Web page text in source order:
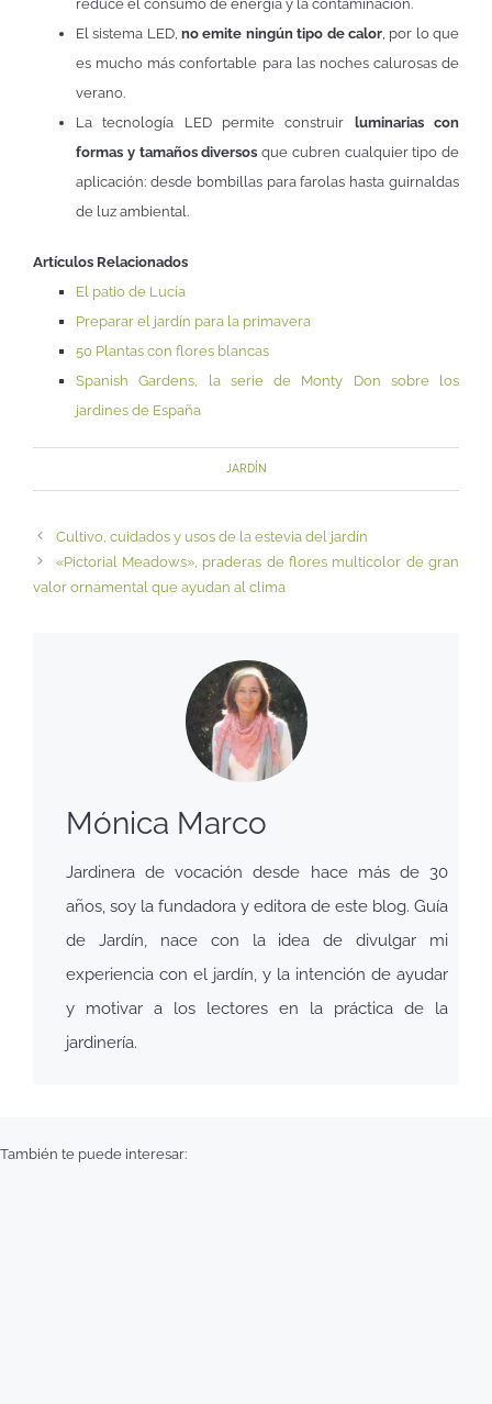
reduce el consumo de energía y la contaminación.
El sistema LED,no emite ningún tipo de calor, por lo que
es mucho más confortable para las noches calurosas de
verano.
La tecnología LED permite construir
luminarias con
formas y tamaños diversos que cubren cualquier tipo de
aplicación: desde bombillas para farolas hasta guirnaldas
de luz ambiental.
Artículos Relacionados
El patio de Lucía
Preparar el jardín para la primavera
50 Plantas con flores blancas
Spanish Gardens, la serie de Monty Don sobre los
jardines de España
JARDÍN
Cultivo, cuidados y usos de la estevia del jardín
«Pictorial Meadows», praderas de flores multicolor de gran
valor ornamental que ayudan al clima
Mónica Marco
Jardinera de vocación desde hace más de 30
años, soy la fundadora y editora de este blog. Guía
de Jardín, nace con la idea de divulgar mi
experiencia con el jardín, y la intención de ayudar
y motivar a los lectores en la práctica de la
jardinería.
También te puede interesar: